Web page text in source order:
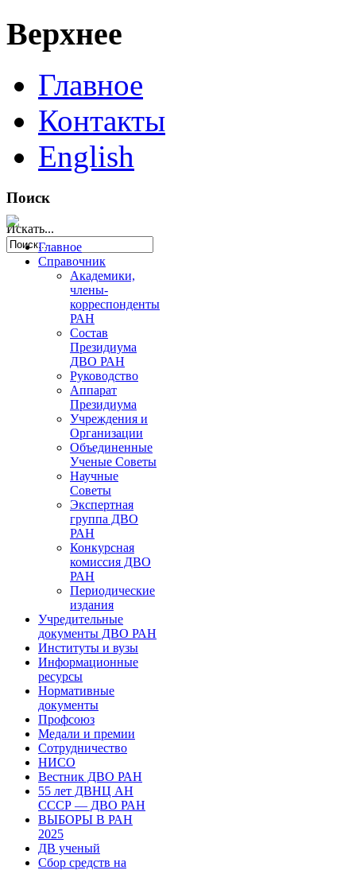
Верхнее
Главное
Контакты
English
Поиск
Искать...
Главное
Справочник
Академики,
члены-
корреспонденты
РАН
Состав
Президиума
ДВО РАН
Руководство
Аппарат
Президиума
Учреждения и
Организации
Объединенные
Ученые Советы
Научные
Советы
Экспертная
группа ДВО
РАН
Конкурсная
комиссия ДВО
РАН
Периодические
издания
Учредительные
документы ДВО РАН
Институты и вузы
Информационные
ресурсы
Нормативные
документы
Профсоюз
Медали и премии
Сотрудничество
НИСО
Вестник ДВО РАН
55 лет ДВНЦ АН
СССР — ДВО РАН
ВЫБОРЫ В РАН
2025
ДВ ученый
Сбор средств на